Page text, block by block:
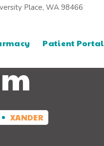
Place, WA 98466
Patient Portal
XANDER